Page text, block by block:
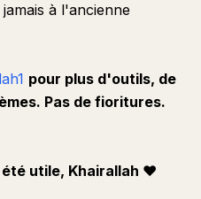
à l'ancienne
pour plus d'outils, de
Pas de fioritures.
utile, Khairallah ❤️